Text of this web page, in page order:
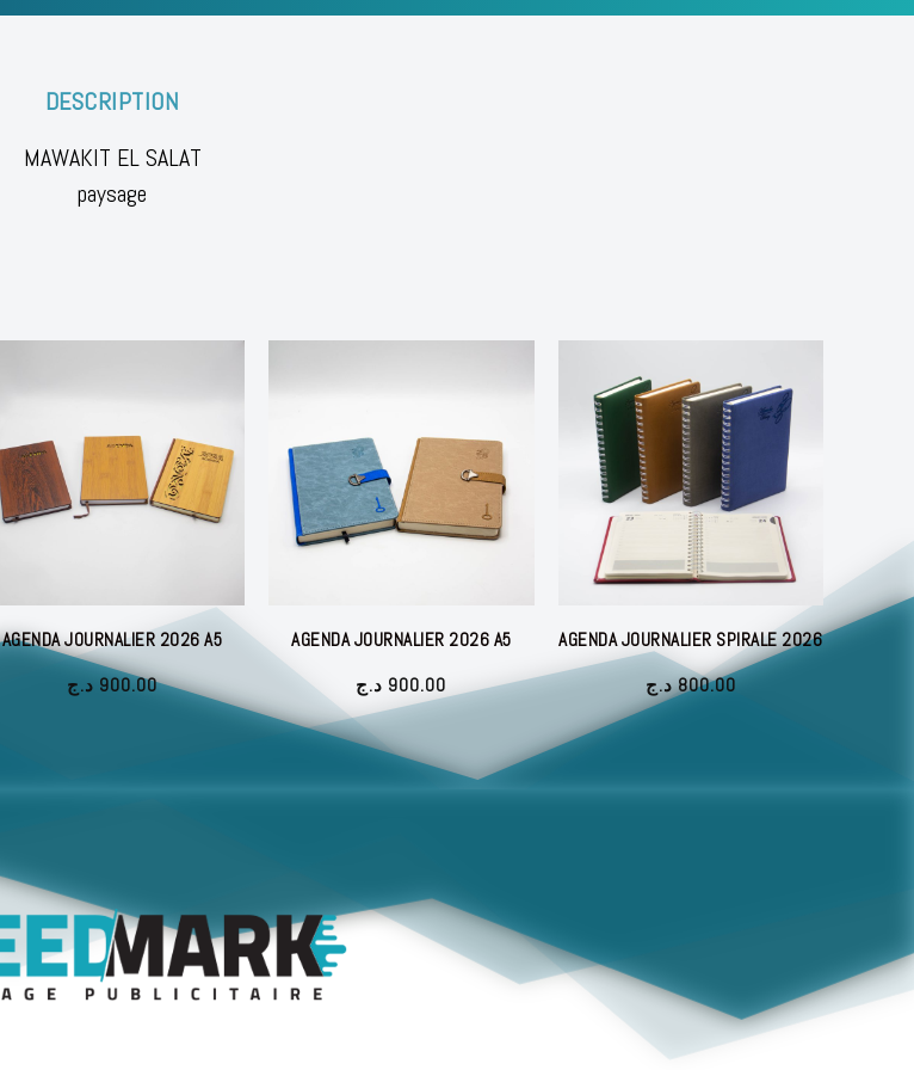
DESCRIPTION
MAWAKIT EL SALAT
paysage
AGENDA JOURNALIER 2026 A5
900.00 د.ج
AGENDA JOURNALIER 2026 A5
900.00 د.ج
AGENDA JOURNALIER SPIRALE 2026
800.00 د.ج